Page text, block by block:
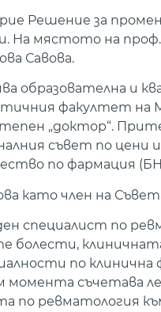
Решение за
мястото на проф.
Савова.
образователна и
факултет на
„доктор“.
съвет по цени
по фармация
като член на
специалист по
по
съчетава
по ревматология